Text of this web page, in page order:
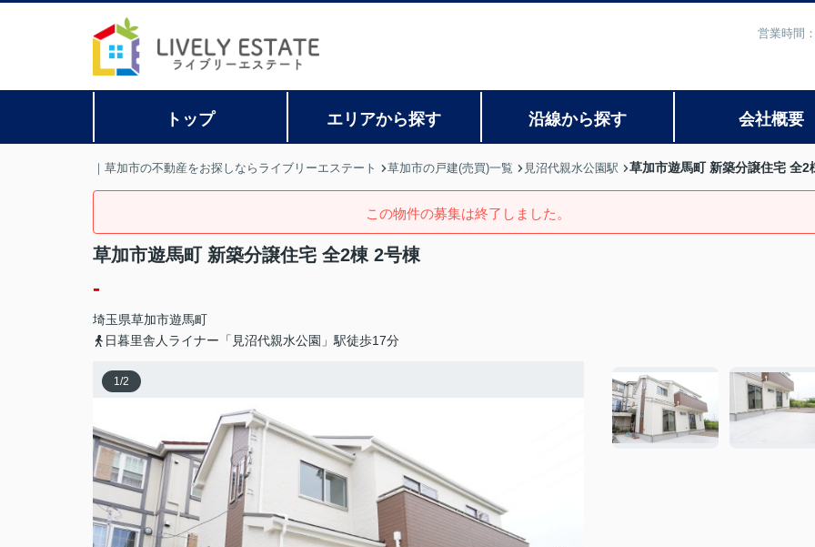
営業時間
トップ エリアから探す 沿線から探す 会社概要
｜草加市の不動産をお探しならライブリーエステート 草加市の戸建(売買)一覧 見沼代親水公園駅 草加市遊馬町 新築分譲住宅 全2
この物件の募集は終了しました。
草加市遊馬町 新築分譲住宅 全2棟 2号棟
-
埼玉県草加市遊馬町
日暮里舎人ライナー「見沼代親水公園」駅徒歩17分
1/2